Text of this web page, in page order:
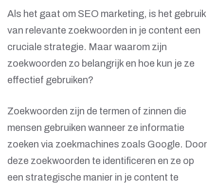
Als het gaat om SEO marketing, is het gebruik
van relevante zoekwoorden in je content een
cruciale strategie. Maar waarom zijn
zoekwoorden zo belangrijk en hoe kun je ze
effectief gebruiken?
Zoekwoorden zijn de termen of zinnen die
mensen gebruiken wanneer ze informatie
zoeken via zoekmachines zoals Google. Door
deze zoekwoorden te identificeren en ze op
een strategische manier in je content te